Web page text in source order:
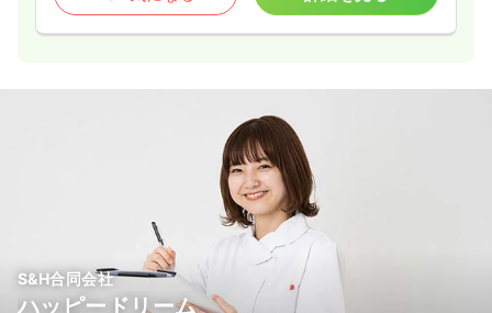
S&H合同会社
ハッピードリーム